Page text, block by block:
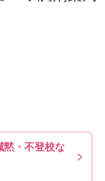
黙・不登校な